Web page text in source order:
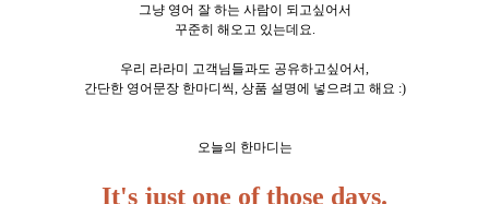
그냥 영어 잘 하는 사람이 되고싶어서
꾸준히 해오고 있는데요.
우리 라라미 고객님들과도 공유하고싶어서,
간단한 영어문장 한마디씩, 상품 설명에 넣으려고 해요 :)
오늘의 한마디는
It's just one of those days.